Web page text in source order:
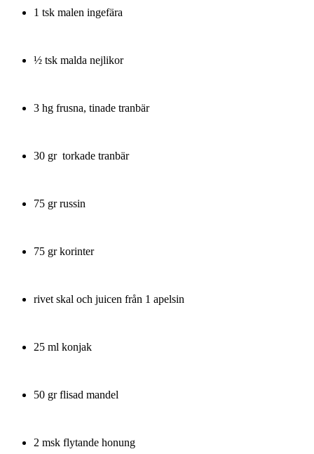
1 tsk malen ingefära
½ tsk malda nejlikor
3 hg frusna, tinade tranbär
30 gr torkade tranbär
75 gr russin
75 gr korinter
rivet skal och juicen från 1 apelsin
25 ml konjak
50 gr flisad mandel
2 msk flytande honung